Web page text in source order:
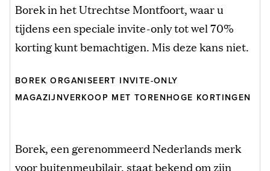
Borek in het Utrechtse Montfoort, waar u
tijdens een speciale invite-only tot wel 70%
korting kunt bemachtigen. Mis deze kans niet.
BOREK ORGANISEERT INVITE-ONLY
MAGAZIJNVERKOOP MET TORENHOGE KORTINGEN
Borek, een gerenommeerd Nederlands merk
voor buitenmeubilair, staat bekend om zijn